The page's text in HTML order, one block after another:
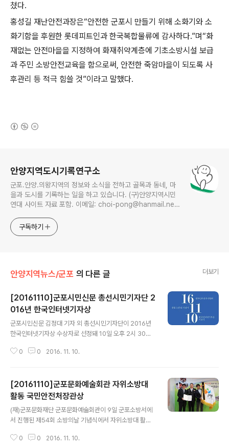
쳤다.
홍성길 재난안전과장은“안전한 군포시 만들기 위해 소화기와 소
화기함을 후원한 롯데피트인과 한국복합물류에 감사하다.”며“화
재없는 안전마을을 지정하여 화재취약계층에 기초소방시설 보급
과 주민 소방안전교육을 함으로써, 안전한 죽암마을이 되도록 사
후관리 등 적극 힘쓸 것”이라고 말했다.
안양지역도시기록연구소
군포.안양.의왕지역의 정보와 소식을 전하고 골목과 동네, 마
을과 도시를 기록하는 일을 하고 있습니다. (구)안양지역시민
연대 사이트 자료 포함. 이메일: choi-pong@hanmail.net
구독하기
안양지역뉴스/군포 의 다른 글 더보기
[20161110]군포시민신문 총선시민기자단 2
016년 한국인터넷기자상
군포시민신문 김정대 기자 외 총선시민기자단이 2016년
한국인터넷기자상 수상자로 선정돼 10일 오후 2시 30분
(회장 김철관, 아래 인기협) 14주년 창립기념식과 2016년
등으로 지역 총선 의제설정과 지역 여론 조성에 기여한 공
로가 컸다고 밝혔다. 인기협은 베이비뉴스 김고은 기자도
2016년 한국인터넷기자상 수상자로 선정했다. 또 영화 자
백을 제작한 뉴스타파 최승호 PD에게 참언론상, 민주화를
태, 더불어민주당 유승희, 정의당 추혜선 의원을 우수의정
0 0 2016. 11. 10.
[20161110]군포문화예술회관 자위소방대
활동 국민안전처장관상
(재)군포문화재단 군포문화예술회관이 9일 군포소방서에
서 진행된 제54회 소방의날 기념식에서 자위소방대 활동
장관 표창을 수여받았다. 군포문화예술회관은 지난 2013
0 0 2016. 11. 10.